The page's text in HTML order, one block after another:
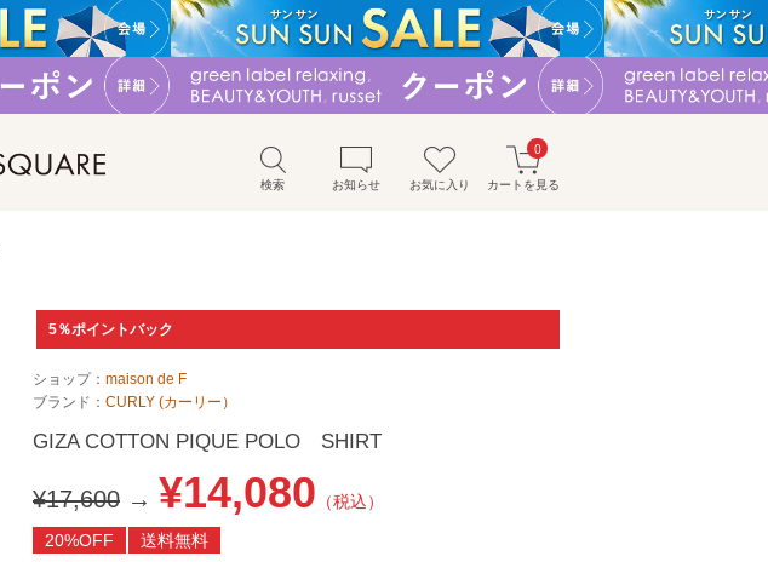
検索 お知らせ お気に入り カートを見る
0
5％ポイントバック
ショップ： maison de F
ブランド： CURLY (カーリー）
GIZA COTTON PIQUE POLO SHIRT
¥17,600 → ¥14,080 （税込）
20%OFF
送料無料